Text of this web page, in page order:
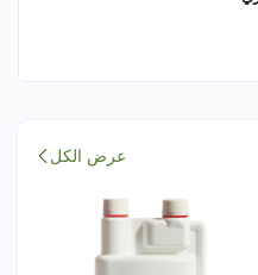
الحساسة
يحتوي على نسبة عالية من
على تحفيز نمو الشعر
عرض الكل